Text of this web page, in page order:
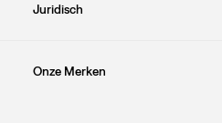
Juridisch
Onze Merken